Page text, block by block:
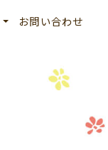
お問い合わせ